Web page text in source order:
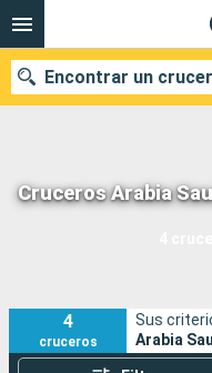
Cruceros Arabia
4
Encontrar un
Nuestros destinos
4
cruceros
Sus
Arabia